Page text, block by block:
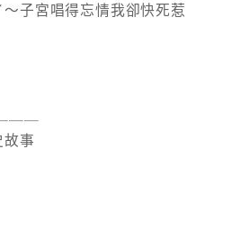
子宮唱得忘情我卻快死惹
＿
故事